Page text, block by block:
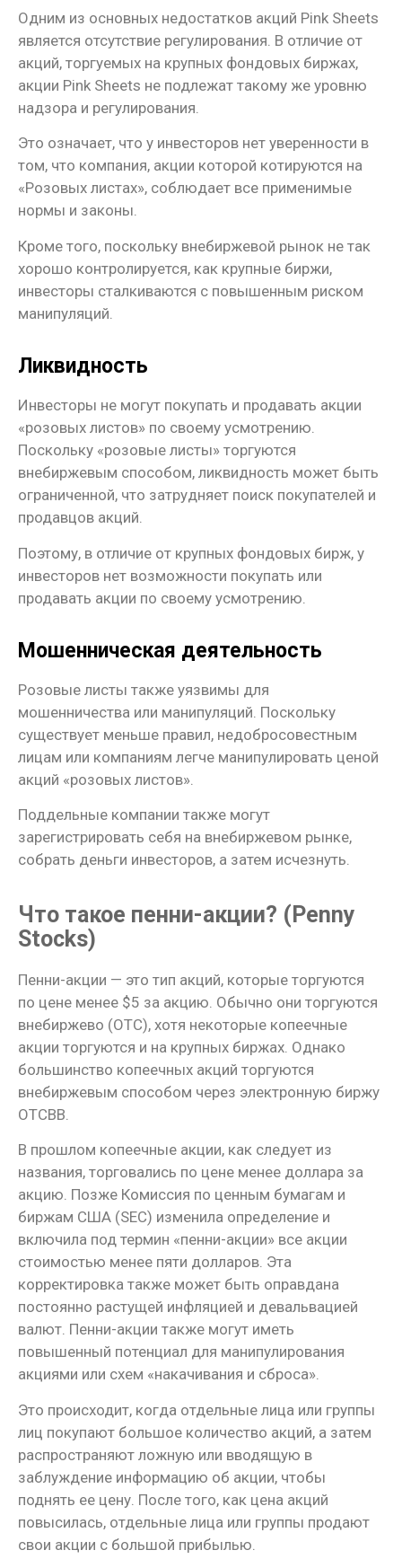
Одним из основных недостатков акций Pink Sheets
является отсутствие регулирования. В отличие от
акций, торгуемых на крупных фондовых биржах,
акции Pink Sheets не подлежат такому же уровню
надзора и регулирования.
Это означает, что у инвесторов нет уверенности в
том, что компания, акции которой котируются на
«Розовых листах», соблюдает все применимые
нормы и законы.
Кроме того, поскольку внебиржевой рынок не так
хорошо контролируется, как крупные биржи,
инвесторы сталкиваются с повышенным риском
манипуляций.
Ликвидность
Инвесторы не могут покупать и продавать акции
«розовых листов» по своему усмотрению.
Поскольку «розовые листы» торгуются
внебиржевым способом, ликвидность может быть
ограниченной, что затрудняет поиск покупателей и
продавцов акций.
Поэтому, в отличие от крупных фондовых бирж, у
инвесторов нет возможности покупать или
продавать акции по своему усмотрению.
Мошенническая деятельность
Розовые листы также уязвимы для
мошенничества или манипуляций. Поскольку
существует меньше правил, недобросовестным
лицам или компаниям легче манипулировать ценой
акций «розовых листов».
Поддельные компании также могут
зарегистрировать себя на внебиржевом рынке,
собрать деньги инвесторов, а затем исчезнуть.
Что такое пенни-акции? (Penny
Stocks)
Пенни-акции — это тип акций, которые торгуются
по цене менее $5 за акцию. Обычно они торгуются
внебиржево (OTC), хотя некоторые копеечные
акции торгуются и на крупных биржах. Однако
большинство копеечных акций торгуются
внебиржевым способом через электронную биржу
OTCBB.
В прошлом копеечные акции, как следует из
названия, торговались по цене менее доллара за
акцию. Позже Комиссия по ценным бумагам и
биржам США (SEC) изменила определение и
включила под термин «пенни-акции» все акции
стоимостью менее пяти долларов. Эта
корректировка также может быть оправдана
постоянно растущей инфляцией и девальвацией
валют. Пенни-акции также могут иметь
повышенный потенциал для манипулирования
акциями или схем «накачивания и сброса».
Это происходит, когда отдельные лица или группы
лиц покупают большое количество акций, а затем
распространяют ложную или вводящую в
заблуждение информацию об акции, чтобы
поднять ее цену. После того, как цена акций
повысилась, отдельные лица или группы продают
свои акции с большой прибылью.